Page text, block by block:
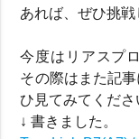
あれば、ぜひ挑戦
今度はリアスプ
その際はまた記
ひ見てみてくださ
↓ 書きました。